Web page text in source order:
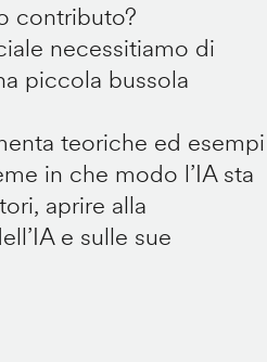
contributo?
necessitiamo di
piccola bussola
teoriche ed esempi
in che modo l’IA sta
aprire alla
e sulle sue